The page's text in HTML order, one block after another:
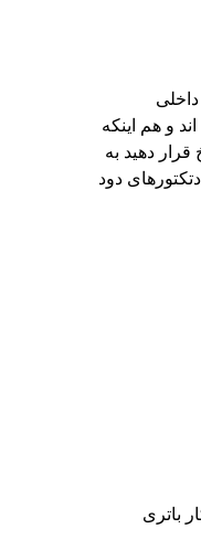
به فضای داخلی
شده اند و هم اینکه
در حالیکه بخش دیگر را از حفاظت خارج نمایید یا اینکه برخی از فضاها را در حالت حفاظت 24 ساعتهخ قرار دهید به
دارید دایما سنسورهای این قسمت فعال باشند معمولا از زون 24 ساعته برای دتکتورهای دود
باتری